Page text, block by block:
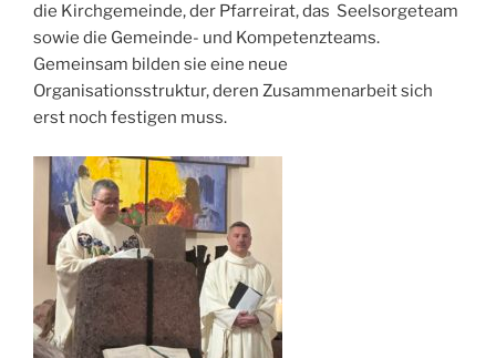
die Kirchgemeinde, der Pfarreirat, das Seelsorgeteam
sowie die Gemeinde- und Kompetenzteams.
Gemeinsam bilden sie eine neue
Organisationsstruktur, deren Zusammenarbeit sich
erst noch festigen muss.